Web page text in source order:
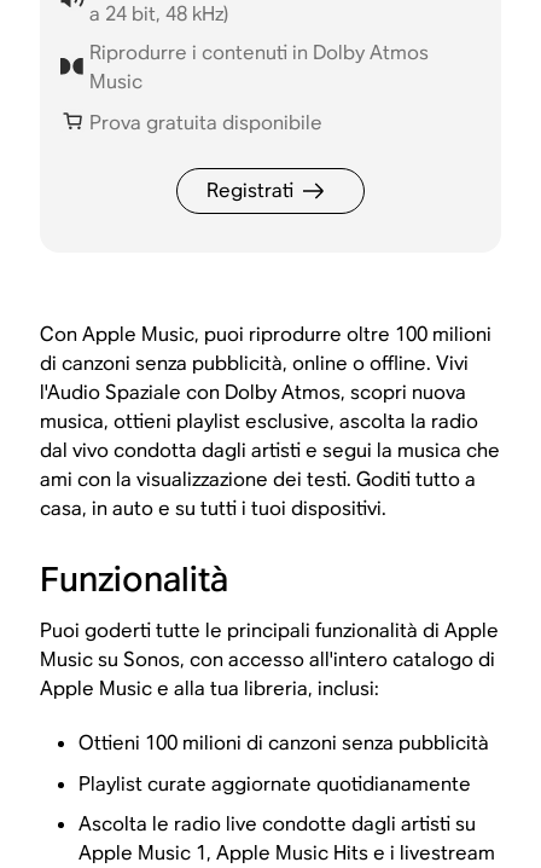
a 24 bit, 48 kHz)
Riprodurre i contenuti in Dolby Atmos
Music
Prova gratuita disponibile
Registrati
Con Apple Music, puoi riprodurre oltre 100 milioni
di canzoni senza pubblicità, online o offline. Vivi
l'Audio Spaziale con Dolby Atmos, scopri nuova
musica, ottieni playlist esclusive, ascolta la radio
dal vivo condotta dagli artisti e segui la musica che
ami con la visualizzazione dei testi. Goditi tutto a
casa, in auto e su tutti i tuoi dispositivi.
Funzionalità
Puoi goderti tutte le principali funzionalità di Apple
Music su Sonos, con accesso all'intero catalogo di
Apple Music e alla tua libreria, inclusi:
Ottieni 100 milioni di canzoni senza pubblicità
Playlist curate aggiornate quotidianamente
Ascolta le radio live condotte dagli artisti su
Apple Music 1, Apple Music Hits e i livestream